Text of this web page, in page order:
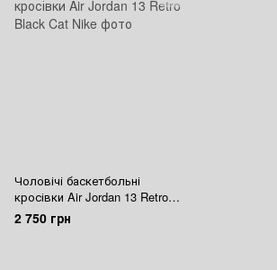
Чоловічі баскетбольні
кросівки Air Jordan 13 Retro
Black Cat Nike
2 750 грн